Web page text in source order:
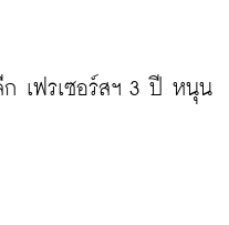
เฟรเซอร์สฯ 3 ปี หนุน